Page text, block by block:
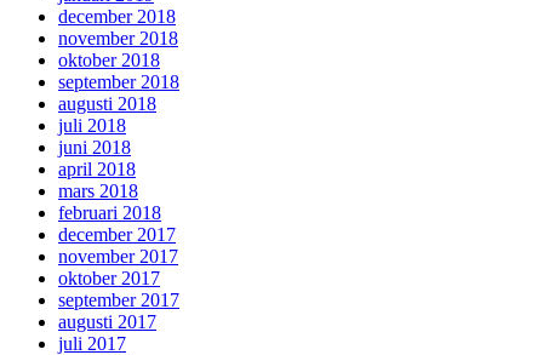
december 2018
november 2018
oktober 2018
september 2018
augusti 2018
juli 2018
juni 2018
april 2018
mars 2018
februari 2018
december 2017
november 2017
oktober 2017
september 2017
augusti 2017
juli 2017